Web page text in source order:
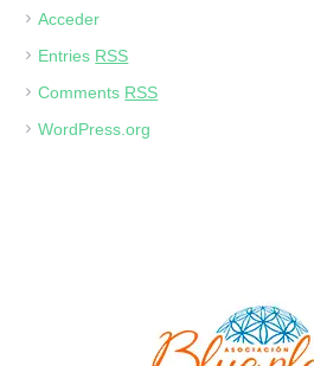
Acceder
Entries RSS
Comments RSS
WordPress.org